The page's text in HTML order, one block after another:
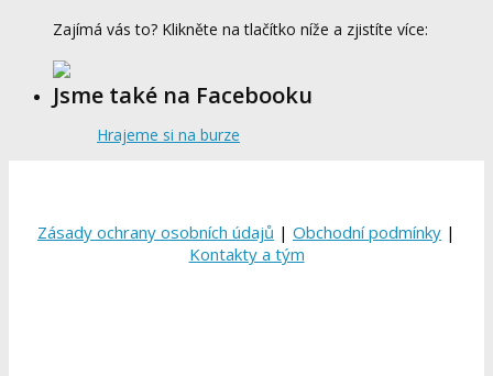
Zajímá vás to? Klikněte na tlačítko níže a zjistíte více:
Jsme také na Facebooku
Hrajeme si na burze
Zásady ochrany osobních údajů | Obchodní podmínky |
Kontakty a tým